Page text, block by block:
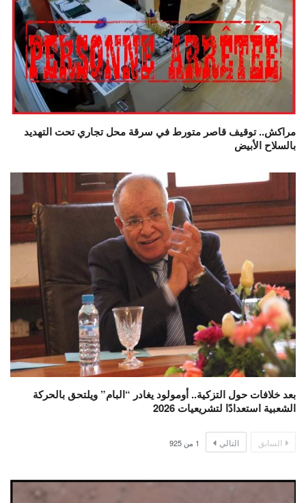
مراكش.. توقيف قاصر متورط في سرقة محل تجاري تحت التهديد
بالسلاح الأبيض
بعد خلافات حول التزكية.. أومولود يغادر “البام” ويلتحق بالحركة
الشعبية استعدادًا لتشريعيات 2026
السابق التالي 1 من 925